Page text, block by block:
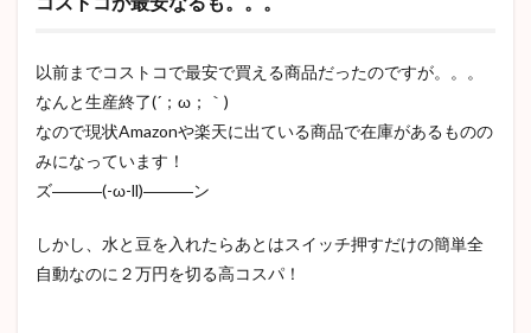
以前までコストコで最安で買える商品だったのですが。。。
なんと生産終了(´；ω；｀)
なので現状Amazonや楽天に出ている商品で在庫があるものの
みになっています！
ズ―――(-ω-ll)―――ン
しかし、水と豆を入れたらあとはスイッチ押すだけの簡単全
自動なのに２万円を切る高コスパ！